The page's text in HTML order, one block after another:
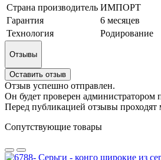
Страна производитель ИМПОРТ
Гарантия
6 месяцев
Технология
Родирование
Отзывы
Оставить отзыв
Отзыв успешно отправлен.
Он будет проверен администратором
Перед публикацией отзывы
Сопутствующие товары